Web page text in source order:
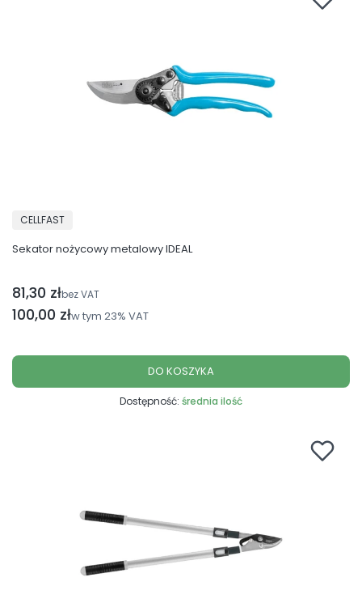
Sekator nożycowy metalowy IDEAL
PRODUCENT
CELLFAST
Cena brutto
100,00 złw tym 23% VAT
Cena netto
81,30 złbez VAT
DO KOSZYKA
Dostępność: średnia ilość